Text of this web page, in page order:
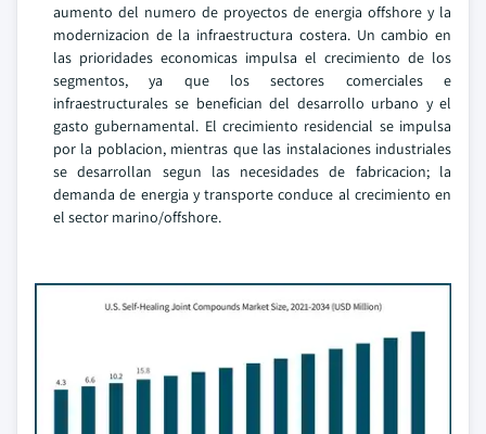
aumento del numero de proyectos de energia offshore y la
modernizacion de la infraestructura costera. Un cambio en
las prioridades economicas impulsa el crecimiento de los
segmentos, ya que los sectores comerciales e
infraestructurales se benefician del desarrollo urbano y el
gasto gubernamental. El crecimiento residencial se impulsa
por la poblacion, mientras que las instalaciones industriales
se desarrollan segun las necesidades de fabricacion; la
demanda de energia y transporte conduce al crecimiento en
el sector marino/offshore.